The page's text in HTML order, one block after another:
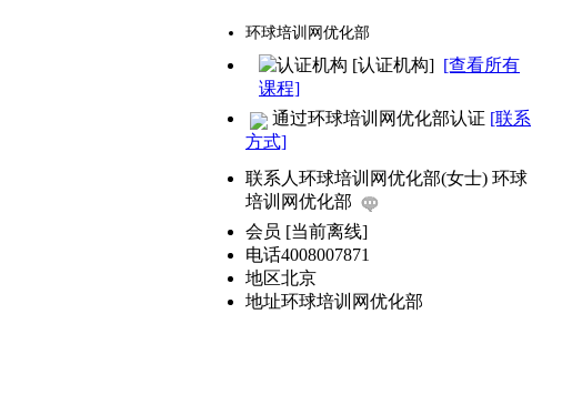
环球培训网优化部
[认证机构] [查看所有
课程]
通过环球培训网优化部认证 [联系
方式]
联系人 环球培训网优化部(女士) 环球
培训网优化部
会员 [当前离线]
电话4008007871
地区北京
地址环球培训网优化部